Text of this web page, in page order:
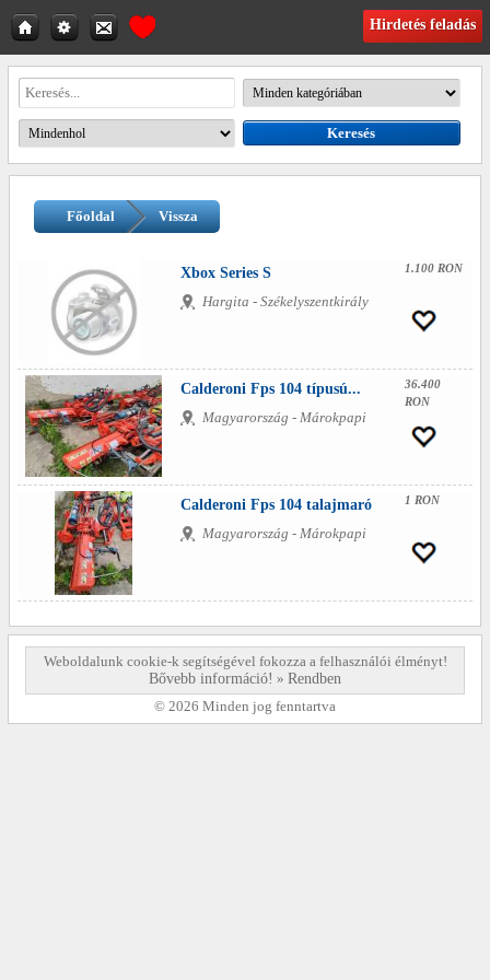
Hirdetés feladás
Főoldal Vissza
Xbox Series S
Hargita - Székelyszentkirály
1.100 RON
Calderoni Fps 104 típusú...
Magyarország - Márokpapi
36.400
RON
Calderoni Fps 104 talajmaró
Magyarország - Márokpapi
1 RON
Weboldalunk cookie-k segítségével fokozza a felhasználói élményt!
Bővebb információ! » Rendben
© 2026 Minden jog fenntartva